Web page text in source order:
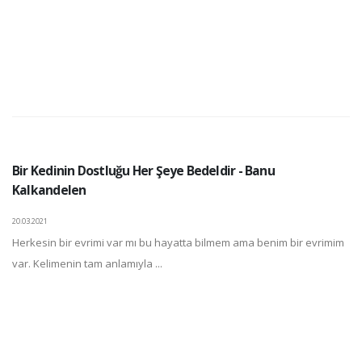
Bir Kedinin Dostluğu Her Şeye Bedeldir - Banu
Kalkandelen
20.03.2021
Herkesin bir evrimi var mı bu hayatta bilmem ama benim bir evrimim
var. Kelimenin tam anlamıyla ...